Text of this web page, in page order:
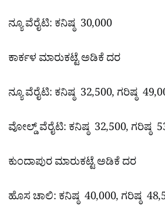
ನ್ಯೂ ವೆರೈಟಿ: ಕನಿಷ್ಠ 30,000
ಕಾರ್ಕಳ ಮಾರುಕಟ್ಟೆ ಅಡಿಕೆ ದರ
ನ್ಯೂ ವೆರೈಟಿ: ಕನಿಷ್ಠ 32,500, ಗರಿಷ್ಠ
ವೋಲ್ಡ್ ವೆರೈಟಿ: ಕನಿಷ್ಠ 32,500, ಗರಿಷ್ಠ
ಕುಂದಾಪುರ ಮಾರುಕಟ್ಟೆ ಅಡಿಕೆ ದರ
ಹೊಸ ಚಾಲಿ: ಕನಿಷ್ಠ 40,000, ಗರಿಷ್ಠ